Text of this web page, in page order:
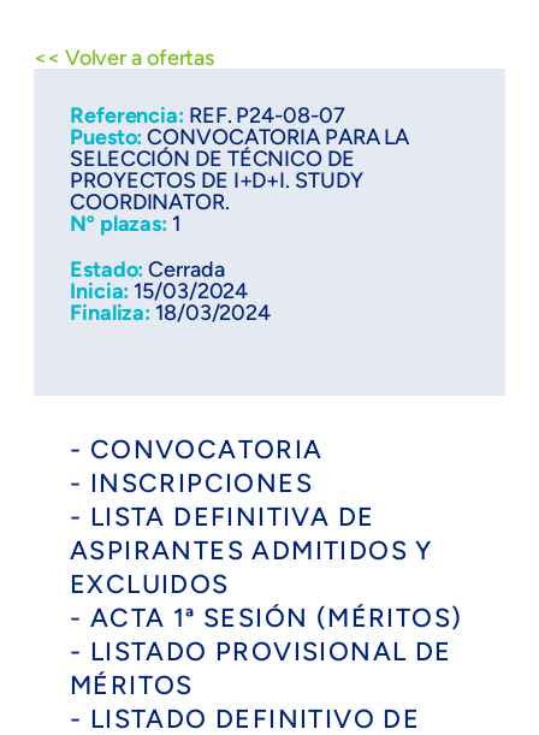
<< Volver a ofertas
Referencia: REF. P24-08-07
Puesto:CONVOCATORIA PARA LA
SELECCIÓN DE TÉCNICO DE
PROYECTOS DE I+D+I. STUDY
COORDINATOR.
Nº plazas: 1
Estado:Cerrada
Inicia: 15/03/2024
Finaliza: 18/03/2024
- CONVOCATORIA
- INSCRIPCIONES
- LISTA DEFINITIVA DE
ASPIRANTES ADMITIDOS Y
EXCLUIDOS
- ACTA 1ª SESIÓN (MÉRITOS)
- LISTADO PROVISIONAL DE
MÉRITOS
- LISTADO DEFINITIVO DE